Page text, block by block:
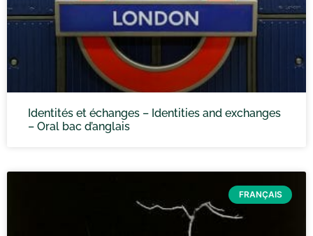
Identités et échanges – Identities and exchanges
– Oral bac d’anglais
FRANÇAIS